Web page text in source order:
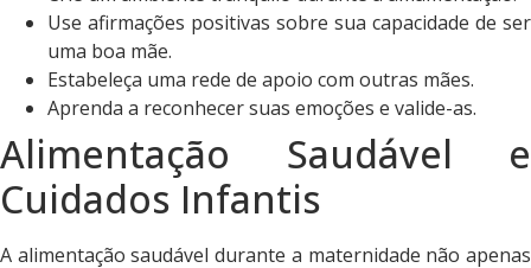
Use afirmações positivas sobre sua capacidade de ser
uma boa mãe.
Estabeleça uma rede de apoio com outras mães.
Aprenda a reconhecer suas emoções e valide-as.
Alimentação Saudável e
Cuidados Infantis
A alimentação saudável durante a maternidade não apenas